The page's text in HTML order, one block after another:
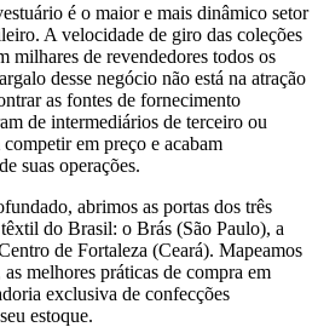
é o maior e mais dinâmico setor
A velocidade de giro das coleções
milhares de revendedores todos os
desse negócio não está na atração
as fontes de fornecimento
de intermediários de terceiro ou
em preço e acabam
suas operações.
abrimos as portas dos três
do Brasil: o Brás (São Paulo), a
de Fortaleza (Ceará). Mapeamos
melhores práticas de compra em
exclusiva de confecções
estoque.